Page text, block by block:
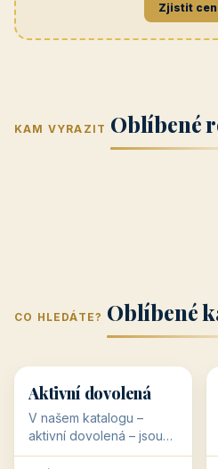
Zjistit
KAM VYRAZIT Oblíbené
(Jihomoravský
kraj)
Zlínský kraj
Karlovarský
CO HLEDÁTE? Oblíbené
🥾 36 objektů
Aktivní dovolená
V našem katalogu –
aktivní dovolená – jsou
pro Vás připraveny